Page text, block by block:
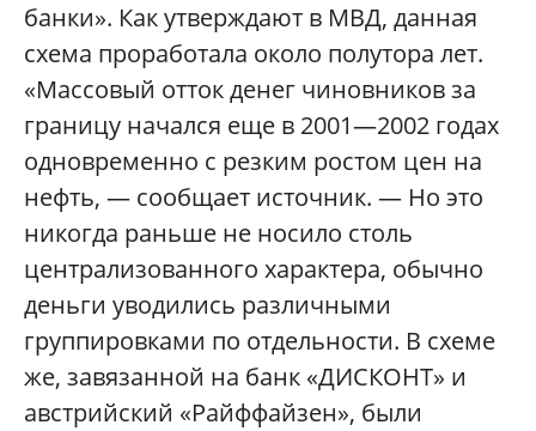
банки». Как утверждают в МВД, данная
схема проработала около полутора лет.
«Массовый отток денег чиновников за
границу начался еще в 2001—2002 годах
одновременно с резким ростом цен на
нефть, — сообщает источник. — Но это
никогда раньше не носило столь
централизованного характера, обычно
деньги уводились различными
группировками по отдельности. В схеме
же, завязанной на банк «ДИСКОНТ» и
австрийский «Райффайзен», были